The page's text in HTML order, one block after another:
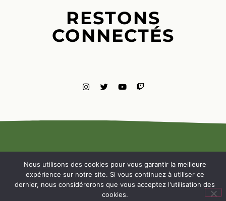
RESTONS
CONNECTÉS
MENTIONS
LÉGALES
NOUS
Nous utilisons des cookies pour vous garantir la meilleure
expérience sur notre site. Si vous continuez à utiliser ce
dernier, nous considérerons que vous acceptez l'utilisation des
cookies.